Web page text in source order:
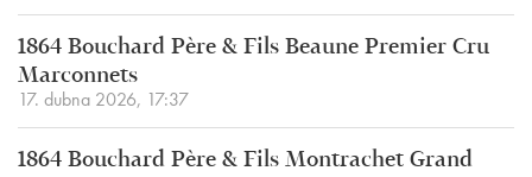
1864 Bouchard Père & Fils Beaune Premier Cru
Marconnets
17. dubna 2026, 17:37
1864 Bouchard Père & Fils Montrachet Grand